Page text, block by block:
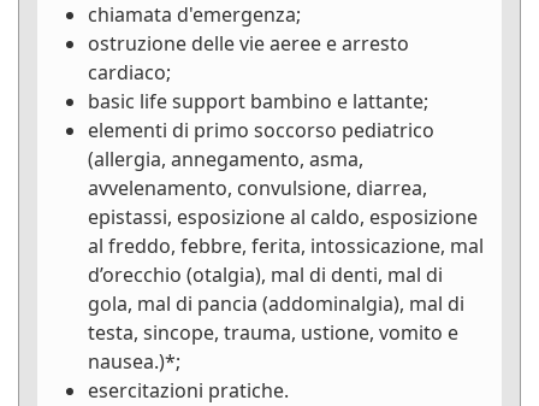
chiamata d'emergenza;
ostruzione delle vie aeree e arresto
cardiaco;
basic life support bambino e lattante;
elementi di primo soccorso pediatrico
(allergia, annegamento, asma,
avvelenamento, convulsione, diarrea,
epistassi, esposizione al caldo, esposizione
al freddo, febbre, ferita, intossicazione, mal
d’orecchio (otalgia), mal di denti, mal di
gola, mal di pancia (addominalgia), mal di
testa, sincope, trauma, ustione, vomito e
nausea.)*;
esercitazioni pratiche.